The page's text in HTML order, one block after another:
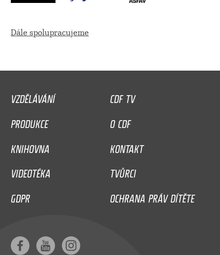
Dále spolupracujeme
VZDĚLÁVÁNÍ
CDF TV
PRODUKCE
O CDF
KNIHOVNA
KONTAKT
VIDEOTÉKA
TVŮRCI
GDPR
OCHRANA PRÁV DÍTĚTE